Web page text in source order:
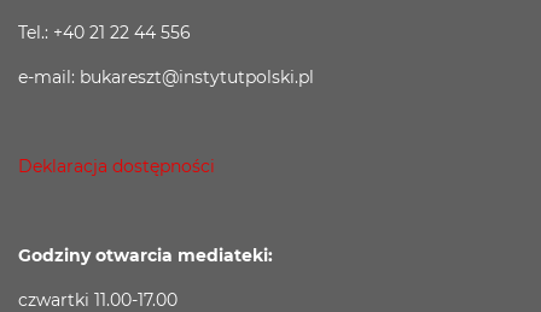
Tel.: +40 21 22 44 556
e-mail: bukareszt@instytutpolski.pl
Deklaracja dostępności
Godziny otwarcia mediateki:
czwartki 11.00-17.00